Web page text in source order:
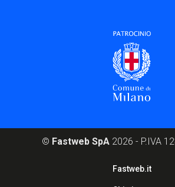
© Fastweb SpA 2026 - P.IVA
Fastweb.it